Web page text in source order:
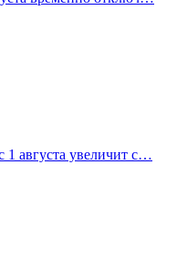
1 августа увеличит с…